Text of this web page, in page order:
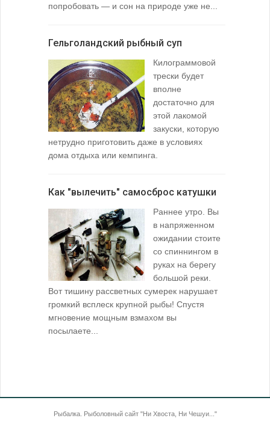
попробовать — и сон на природе уже не...
Гельголандский рыбный суп
Килограммовой
трески будет
вполне
достаточно для
этой лакомой
закуски, которую
нетрудно приготовить даже в условиях
дома отдыха или кемпинга.
Как "вылечить" самосброс катушки
Раннее утро. Вы
в напряженном
ожидании стоите
со спиннингом в
руках на берегу
большой реки.
Вот тишину рассветных сумерек нарушает
громкий всплеск крупной рыбы! Спустя
мгновение мощным взмахом вы
посылаете...
Рыбалка. Рыболовный сайт "Ни Хвоста, Ни Чешуи..."